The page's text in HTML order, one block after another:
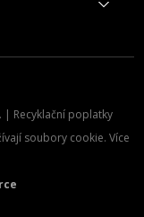
| Recyklační poplatky
soubory cookie. Více